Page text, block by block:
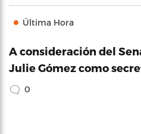
Última Hora
A consideración del
Julie Gómez como
0